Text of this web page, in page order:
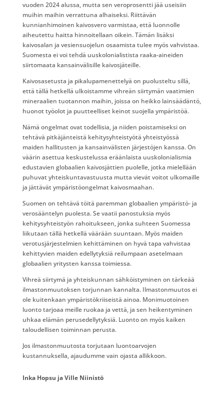
vuoden 2024 alussa, mutta sen veroprosentti jää useisiin
muihin maihin verrattuna alhaiseksi. Riittävän
kunnianhimoinen kaivosvero varmistaa, että luonnolle
aiheutettu haitta hinnoitellaan oikein. Tämän lisäksi
kaivosalan ja vesiensuojelun osaamista tulee myös vahvistaa.
Suomesta ei voi tehdä uuskolonialistista raaka-aineiden
siirtomaata kansainvälisille kaivosjäteille.
Kaivosasetusta ja pikalupamenettelyä on puolusteltu sillä,
että tällä hetkellä ulkoistamme vihreän siirtymän vaatimien
mineraalien tuotannon maihin, joissa on heikko lainsäädäntö,
huonot työolot ja puutteelliset keinot suojella ympäristöä.
Nämä ongelmat ovat todellisia, ja niiden poistamiseksi on
tehtävä pitkäjänteistä kehitysyhteistyötä yhteistyössä
maiden hallitusten ja kansainvälisten järjestöjen kanssa. On
väärin asettua keskustelussa eräänlaista uuskolonialismia
edustavien globaalien kaivosjättien puolelle, jotka mielellään
puhuvat yhteiskuntavastuusta mutta vievät voitot ulkomaille
ja jättävät ympäristöongelmat kaivosmaahan.
Suomen on tehtävä töitä paremman globaalien ympäristö- ja
verosääntelyn puolesta. Se vaatii panostuksia myös
kehitysyhteistyön rahoitukseen, jonka suhteen Suomessa
liikutaan tällä hetkellä väärään suuntaan. Myös maiden
verotusjärjestelmien kehittäminen on hyvä tapa vahvistaa
kehittyvien maiden edellytyksiä reilumpaan asetelmaan
globaalien yritysten kanssa toimiessa.
Vihreä siirtymä ja yhteiskunnan sähköistyminen on tärkeää
ilmastonmuutoksen torjunnan kannalta. Ilmastonmuutos ei
ole kuitenkaan ympäristökriiseistä ainoa. Monimuotoinen
luonto tarjoaa meille ruokaa ja vettä, ja sen heikentyminen
uhkaa elämän perusedellytyksiä. Luonto on myös kaiken
taloudellisen toiminnan perusta.
Jos ilmastonmuutosta torjutaan luontoarvojen
kustannuksella, ajaudumme vain ojasta allikkoon.
Inka Hopsu ja Ville Niinistö